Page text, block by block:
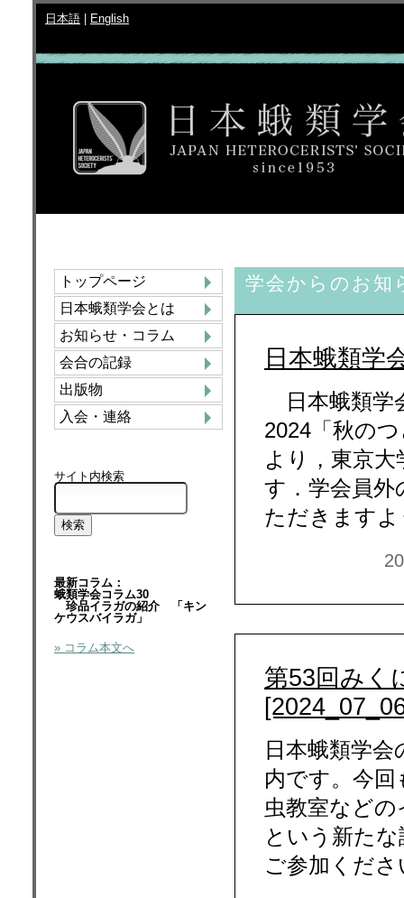
日本語 English
トップページ
日本蛾類学会とは
お知らせ・コラム
会合の記録
出版物
入会・連絡
サイト内検索
最新コラム：
蛾類学会コラム30
珍品イラガの紹介 「キン
ケウスバイラガ」
» コラム本文へ
学会からのお知
日本蛾類学
日本蛾類学
2024「秋の
より，東京
す．学会員外
ただきます
第53回みく
日本蛾類学
内です。今
虫教室など
という新た
ご参加くだ